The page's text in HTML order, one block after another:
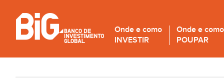
Onde e como
INVESTIR
Onde e como
POUPAR